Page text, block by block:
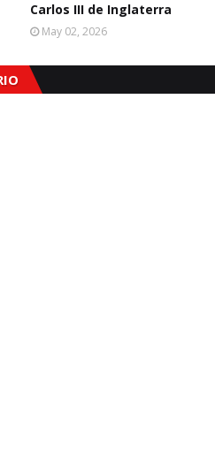
Carlos III de Inglaterra
May 02, 2026